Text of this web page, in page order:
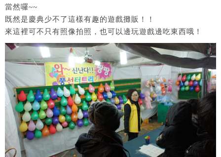
當然囉~~
既然是慶典少不了這樣有趣的遊戲攤販！！
來這裡可不只有照像拍照，也可以邊玩遊戲邊吃東西哦！